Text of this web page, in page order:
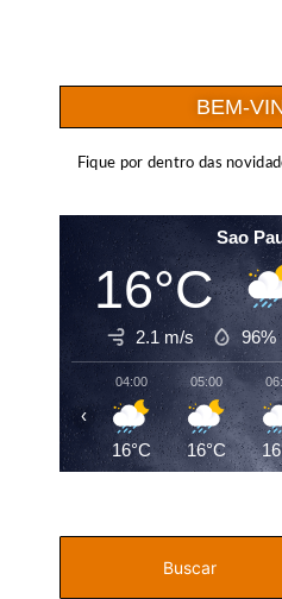
BEM-
Fique por dentro das
Sao
16°C
2.1 m/s 96%
04:00
16°C
05:00
16°C
‹